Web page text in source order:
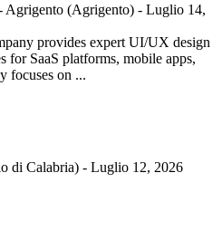
Agrigento (Agrigento) - Luglio 14,
provides expert UI/UX design
for SaaS platforms, mobile apps,
focuses on ...
di Calabria) - Luglio 12, 2026